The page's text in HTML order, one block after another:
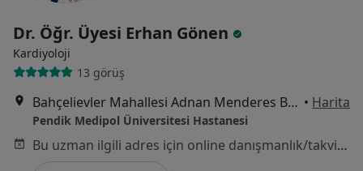
Dr. Öğr. Üyesi Erhan Gönen
Kardiyoloji
13 görüş
Bahçelievler Mahallesi Adnan Menderes Bulvarı No:31, Pendik • Harita
Pendik Medipol Üniversitesi Hastanesi
Bu uzman ilgili adres için online danışmanlık/takvim sunmuyor.